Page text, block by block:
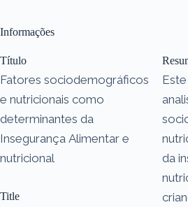
Informações
Título
Fatores sociodemográficos
e nutricionais como
determinantes da
Insegurança Alimentar e
nutricional
Title
da